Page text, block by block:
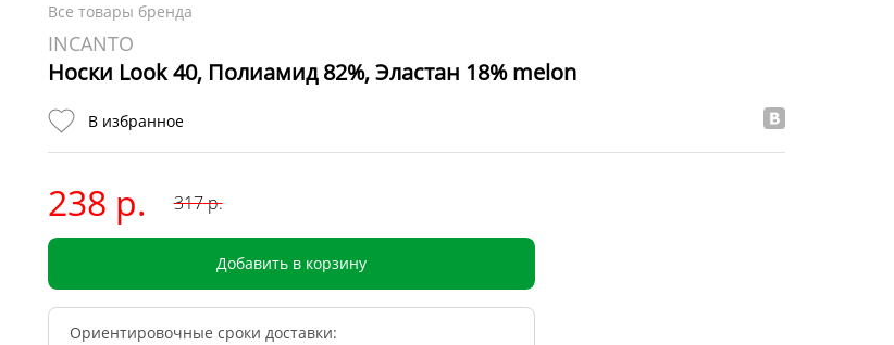
Все товары бренда
INCANTO
Носки Look 40, Полиамид 82%, Эластан 18% melon
В избранное
238 р. 317р.
Добавить в корзину
Ориентировочные сроки доставки: